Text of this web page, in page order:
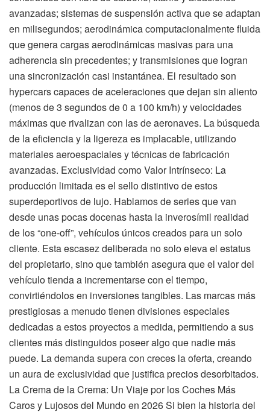
avanzadas; sistemas de suspensión activa que se adaptan
en milisegundos; aerodinámica computacionalmente fluida
que genera cargas aerodinámicas masivas para una
adherencia sin precedentes; y transmisiones que logran
una sincronización casi instantánea. El resultado son
hypercars capaces de aceleraciones que dejan sin aliento
(menos de 3 segundos de 0 a 100 km/h) y velocidades
máximas que rivalizan con las de aeronaves. La búsqueda
de la eficiencia y la ligereza es implacable, utilizando
materiales aeroespaciales y técnicas de fabricación
avanzadas. Exclusividad como Valor Intrínseco: La
producción limitada es el sello distintivo de estos
superdeportivos de lujo. Hablamos de series que van
desde unas pocas docenas hasta la inverosímil realidad
de los “one-off”, vehículos únicos creados para un solo
cliente. Esta escasez deliberada no solo eleva el estatus
del propietario, sino que también asegura que el valor del
vehículo tienda a incrementarse con el tiempo,
convirtiéndolos en inversiones tangibles. Las marcas más
prestigiosas a menudo tienen divisiones especiales
dedicadas a estos proyectos a medida, permitiendo a sus
clientes más distinguidos poseer algo que nadie más
puede. La demanda supera con creces la oferta, creando
un aura de exclusividad que justifica precios desorbitados.
La Crema de la Crema: Un Viaje por los Coches Más
Caros y Lujosos del Mundo en 2026 Si bien la historia del